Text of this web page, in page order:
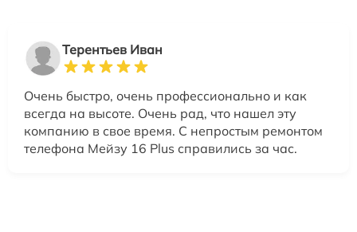
Терентьев Иван
Очень быстро, очень профессионально и как
всегда на высоте. Очень рад, что нашел эту
компанию в свое время. С непростым ремонтом
телефона Мейзу 16 Plus справились за час.